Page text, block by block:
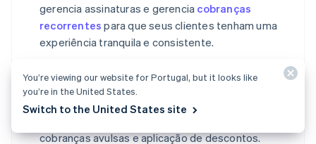
gerencia assinaturas e gerencia cobranças
recorrentes para que seus clientes tenham uma
experiência tranquila e consistente.
Ferramentas de gerenciamento de assinaturas:
a Stripe oferece ferramentas abrangentes para
gerenciamento de assinaturas, incluindo facilidade
cobranças avulsas e aplicação de descontos.
You’re viewing our website for Portugal, but it looks like
you’re in the United States.
Switch to the United States site